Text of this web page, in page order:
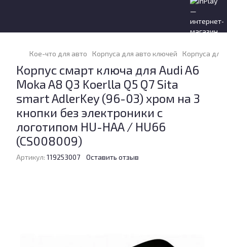
Кое-что для авто Корпуса для авто ключей Корпуса для
Корпус смарт ключа для Audi A6
Moka A8 Q3 Koerlla Q5 Q7 Sita
smart AdlerKey (96-03) хром на 3
кнопки без электроники с
логотипом HU-HAA / HU66
(CS008009)
Артикул: 119253007 Оставить отзыв